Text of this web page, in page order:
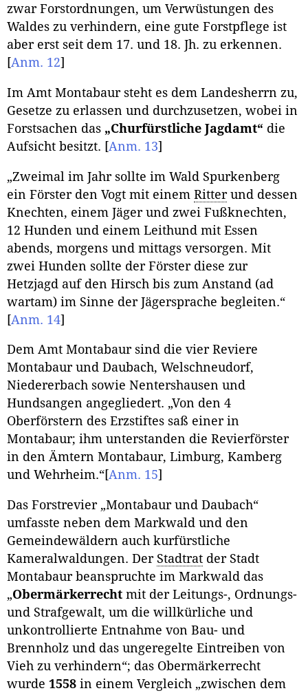
zwar Forstordnungen, um Verwüstungen des
Waldes zu verhindern, eine gute Forstpflege ist
aber erst seit dem 17. und 18. Jh. zu erkennen.
[Anm. 12]
Im Amt Montabaur steht es dem Landesherrn zu,
Gesetze zu erlassen und durchzusetzen, wobei in
Forstsachen das „Churfürstliche Jagdamt“ die
Aufsicht besitzt. [Anm. 13]
„Zweimal im Jahr sollte im Wald Spurkenberg
ein Förster den Vogt mit einem Ritterund dessen
Knechten, einem Jäger und zwei Fußknechten,
12 Hunden und einem Leithund mit Essen
abends, morgens und mittags versorgen. Mit
zwei Hunden sollte der Förster diese zur
Hetzjagd auf den Hirsch bis zum Anstand (ad
wartam) im Sinne der Jägersprache begleiten.“
[Anm. 14]
Dem Amt Montabaur sind die vier Reviere
Montabaur und Daubach, Welschneudorf,
Niedererbach sowie Nentershausen und
Hundsangen angegliedert. „Von den 4
Oberförstern des Erzstiftes saß einer in
Montabaur; ihm unterstanden die Revierförster
in den Ämtern Montabaur, Limburg, Kamberg
und Wehrheim.“[Anm. 15]
Das Forstrevier „Montabaur und Daubach“
umfasste neben dem Markwald und den
Gemeindewäldern auch kurfürstliche
Kameralwaldungen. Der Stadtrat der Stadt
Montabaur beanspruchte im Markwald das
„Obermärkerrecht mit der Leitungs-, Ordnungs-
und Strafgewalt, um die willkürliche und
unkontrollierte Entnahme von Bau- und
Brennholz und das ungeregelte Eintreiben von
Vieh zu verhindern“; das Obermärkerrecht
wurde 1558 in einem Vergleich „zwischen dem